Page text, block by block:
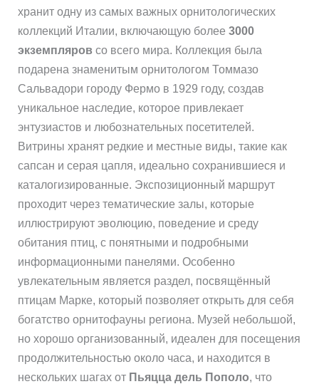
хранит одну из самых важных орнитологических
коллекций Италии, включающую более 3000
экземпляров со всего мира. Коллекция была
подарена знаменитым орнитологом Томмазо
Сальвадори городу Фермо в 1929 году, создав
уникальное наследие, которое привлекает
энтузиастов и любознательных посетителей.
Витрины хранят редкие и местные виды, такие как
сапсан и серая цапля, идеально сохранившиеся и
каталогизированные. Экспозиционный маршрут
проходит через тематические залы, которые
иллюстрируют эволюцию, поведение и среду
обитания птиц, с понятными и подробными
информационными панелями. Особенно
увлекательным является раздел, посвящённый
птицам Марке, который позволяет открыть для себя
богатство орнитофауны региона. Музей небольшой,
но хорошо организованный, идеален для посещения
продолжительностью около часа, и находится в
нескольких шагах от Пьяцца дель Пополо, что